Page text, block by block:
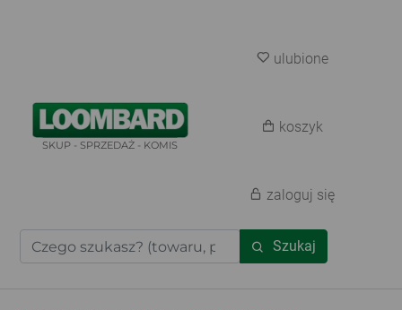
SKUP - SPRZEDAŻ - KOMIS
Szukaj
ulubione
koszyk
zaloguj się